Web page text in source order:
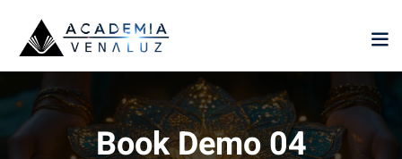
Book Demo 04
Sign in
Sign in
Don’t have an account?Sign up